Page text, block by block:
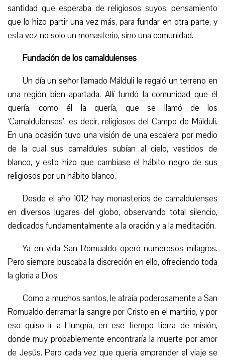
santidad que esperaba de religiosos suyos, pensamiento
que lo hizo partir una vez más, para fundar en otra parte, y
esta vez no solo un monasterio, sino una comunidad.
Fundación de los camaldulenses
Un día un señor llamado Málduli le regaló un terreno en
una región bien apartada. Allí fundó la comunidad que él
quería, como él la quería, que se llamó de los
‘Camaldulenses’, es decir, religiosos del Campo de Málduli.
En una ocasión tuvo una visión de una escalera por medio
de la cual sus camaldules subían al cielo, vestidos de
blanco, y esto hizo que cambiase el hábito negro de sus
religiosos por un hábito blanco.
Desde el año 1012 hay monasterios de camaldulenses
en diversos lugares del globo, observando total silencio,
dedicados fundamentalmente a la oración y a la meditación.
Ya en vida San Romualdo operó numerosos milagros.
Pero siempre buscaba la discreción en ello, ofreciendo toda
la gloria a Dios.
Como a muchos santos, le atraía poderosamente a San
Romualdo derramar la sangre por Cristo en el martirio, y por
eso quiso ir a Hungría, en ese tiempo tierra de misión,
donde muy probablemente encontraría la muerte por amor
de Jesús. Pero cada vez que quería emprender el viaje se